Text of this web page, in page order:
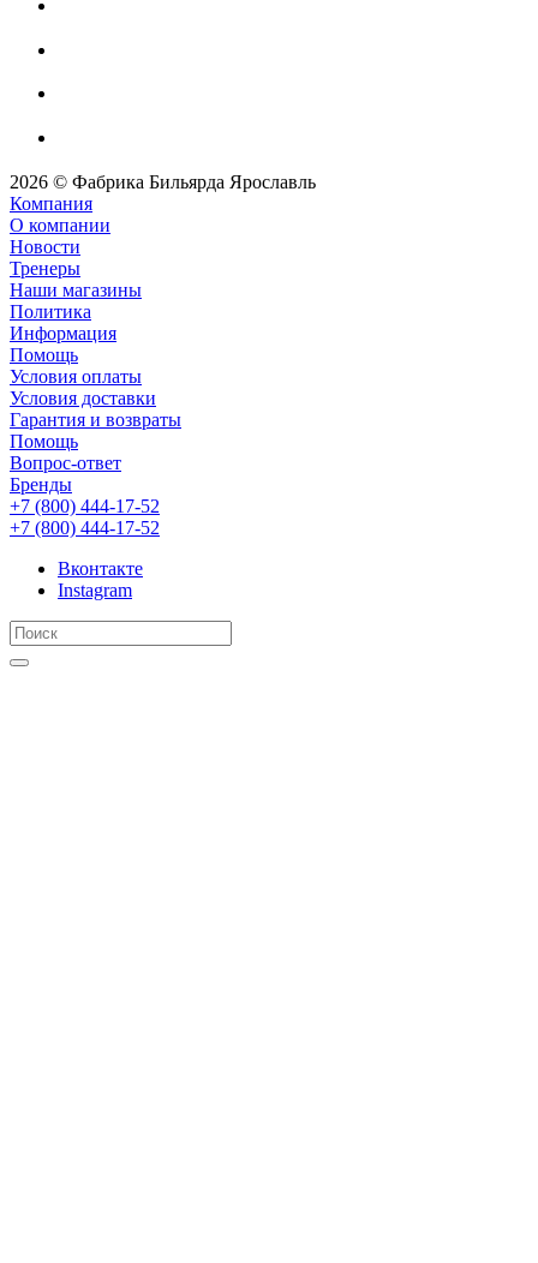
2026 © Фабрика Бильярда Ярославль
Компания
О компании
Новости
Тренеры
Наши магазины
Политика
Информация
Помощь
Условия оплаты
Условия доставки
Гарантия и возвраты
Помощь
Вопрос-ответ
Бренды
+7 (800) 444-17-52
+7 (800) 444-17-52
Вконтакте
Instagram